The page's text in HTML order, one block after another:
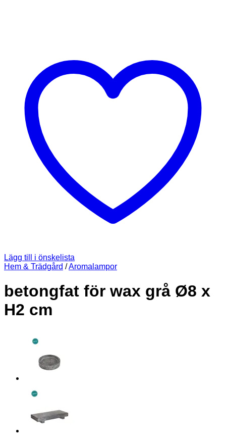
Lägg till i önskelista
Hem & Trädgård /Aromalampor
betongfat för wax grå Ø8 x
H2 cm